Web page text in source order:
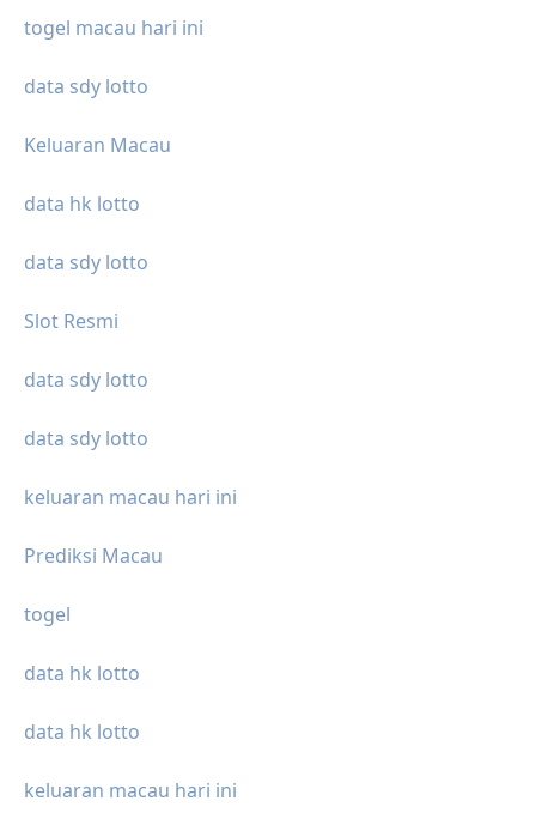
togel macau hari ini
data sdy lotto
Keluaran Macau
data hk lotto
data sdy lotto
Slot Resmi
data sdy lotto
data sdy lotto
keluaran macau hari ini
Prediksi Macau
togel
data hk lotto
data hk lotto
keluaran macau hari ini